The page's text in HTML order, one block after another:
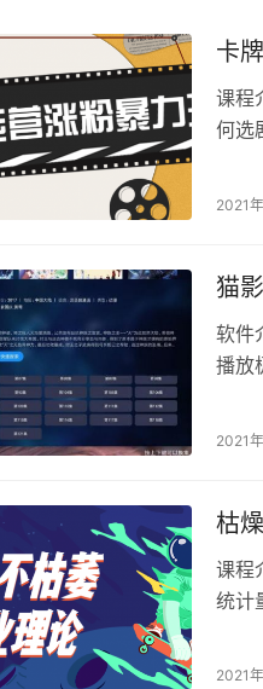
卡
课程
何选
2021
猫
软件
播放
2021
枯
课程
统计
2021